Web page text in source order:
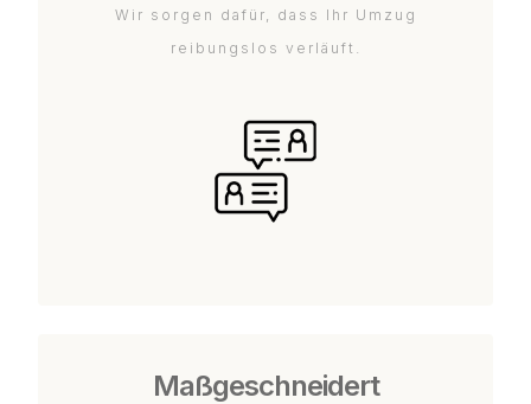
Wir sorgen dafür, dass Ihr Umzug
reibungslos verläuft.
Maßgeschneidert